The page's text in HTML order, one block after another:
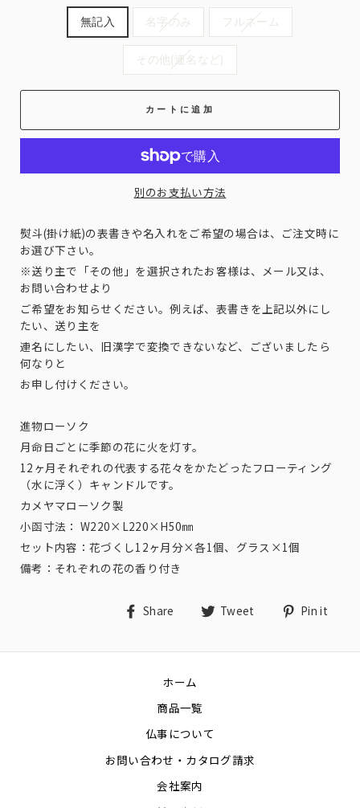
無記入 名字のみ フルネーム
その他(連名など)
カートに追加
別のお支払い方法
熨斗(掛け紙)の表書きや名入れをご希望の場合は、ご注文時に
お選び下さい。
※送り主で「その他」を選択されたお客様は、メール又は、
お問い合わせより
ご希望をお知らせください。例えば、表書きを上記以外にし
たい、送り主を
連名にしたい、旧漢字で変換できないなど、ございましたら
何なりと
お申し付けください。
進物ローソク
月命日ごとに季節の花に火を灯す。
12ヶ月それぞれの代表する花々をかたどったフローティング
（水に浮く）キャンドルです。
カメヤマローソク製
小函寸法： W220×L220×H50㎜
セット内容：花づくし12ヶ月分×各1個、グラス×1個
備考：それぞれの花の香り付き
Share
Share Tweet
Tweet Pin it
ホーム
商品一覧
仏事について
お問い合わせ・カタログ請求
会社案内